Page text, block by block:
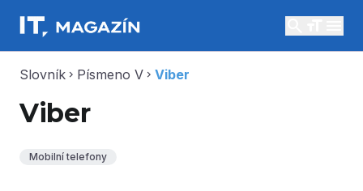
Slovník chevron_right Písmeno V chevron_right Viber
Viber
Mobilní telefony